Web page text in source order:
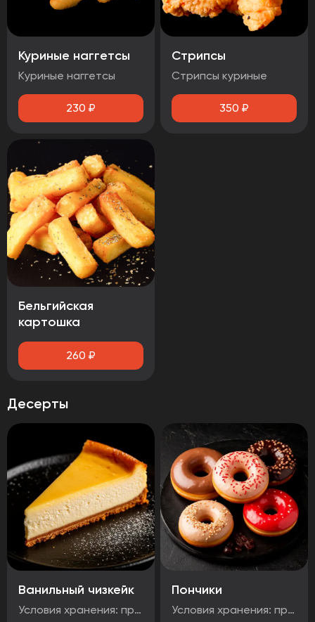
Куриные наггетсы
Куриные наггетсы
230 ₽
Стрипсы
Стрипсы куриные
350 ₽
Бельгийская
картошка
260 ₽
Десерты
Ванильный чизкейк
Условия хранения: при температуре от минус -18°C до 0°C Срок годности: 48 часов Т.У 10.71. 11-001-48751922-2017 Рукомендуется употребить сразу после вскрытия упаковки Без ГМО
Пончики
Условия хранения: при температуре от минус -18°C до 0°C Срок годности: 48 часов Т.У 10.71. 11-001-48751922-2017 Рукомендуется употребить сразу после вскрытия упаковки Без ГМО